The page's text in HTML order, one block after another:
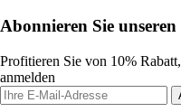
Abonnieren Sie unseren
Profitieren Sie von 10%
anmelden